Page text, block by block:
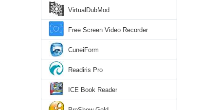
VirtualDubMod
Free Screen Video Recorder
CuneiForm
Readiris Pro
ICE Book Reader